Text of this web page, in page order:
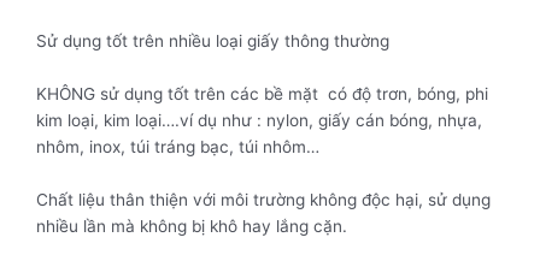
Sử dụng tốt trên nhiều loại giấy thông thường
KHÔNG sử dụng tốt trên các bề mặt có độ trơn, bóng, phi
kim loại, kim loại….ví dụ như : nylon, giấy cán bóng, nhựa,
nhôm, inox, túi tráng bạc, túi nhôm…
Chất liệu thân thiện với môi trường không độc hại, sử dụng
nhiều lần mà không bị khô hay lắng cặn.